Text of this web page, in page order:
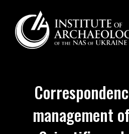
management